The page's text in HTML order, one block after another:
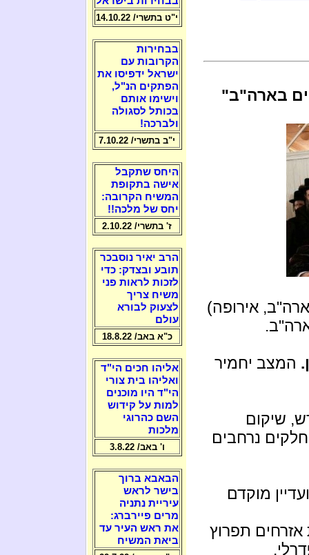
בארה"ב"
אירופה)
המצב יחמיר
שיקום
נרחבים
מוקדם
תפרוץ
י"ט בתשרי/ 14.10.22
בבחירות
הקרובות עם
ישראל ידפיסו את
הפתקים הנ"ל,
וישימו אותם
בכותל לסגולה
ולברכה!
י"ב בתשרי/ 7.10.22
היחס שתקבל
אישה בתקופת
המשיח הקרובה:
יחס של מלכה!!
ז' בתשרי/ 2.10.22
הרב יאיר נוסבכר
תובע ובצדק: כדי
לזכות לראות פני
משיח צריך
לצעוק לבורא
עולם
כ"א באב/ 18.8.22
אליהו חכים הי"ד
ואליהו בית צורי
הי"ד היו מוכנים
למות על קידוש
השם כהרוגי
מלכות
ו' באב/ 3.8.22
הבאבא ברוך
בישר לראש
עיריית נתניה
מרים פיירברג:
את ראש העיר עד
ביאת המשיח